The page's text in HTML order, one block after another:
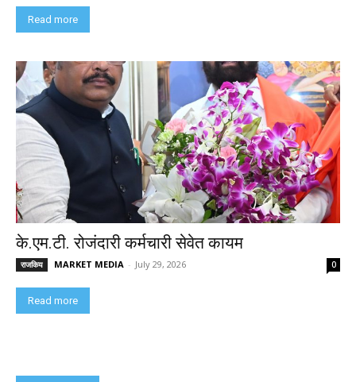
Read more
के.एम.टी. रोजंदारी कर्मचारी सेवेत कायम
राजकिय MARKET MEDIA - July 29, 2026 0
Read more